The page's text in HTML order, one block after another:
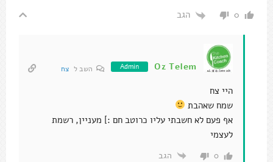
0 הגב
Oz Telem
Admin השב ל צח
היי צח
שמח שאהבת
אף פעם לא חשבתי עליו כרוטב חם :] מעניין, רשמת
לעצמי
0 הגב